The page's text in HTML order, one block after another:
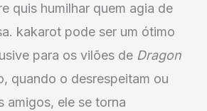
quis humilhar quem agia de
kakarot pode ser um ótimo
para os vilões de Dragon
quando o desrespeitam ou
amigos, ele se torna